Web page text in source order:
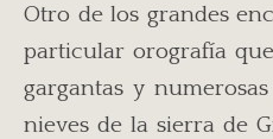
Otro de los grandes
particular orografía
gargantas y
nieves de la sierra de